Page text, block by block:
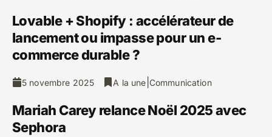
Lovable + Shopify : accélérateur de
lancement ou impasse pour un e-
commerce durable ?
5 novembre 2025 A la une Communication
Mariah Carey relance Noël 2025 avec
Sephora